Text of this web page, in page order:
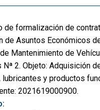
de formalización de
de Asuntos Económicos
Mantenimiento de
Nª 2. Objeto: Adquisición
lubricantes y productos
2021619000900.